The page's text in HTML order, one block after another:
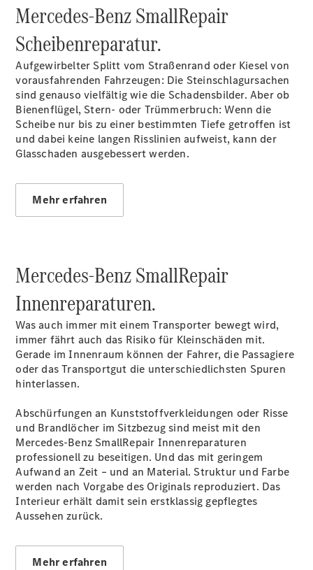
Leasing
Leasing
Gewerbekunden
Finanzierung
Privatkunden
Finanzierung
Gewerbekunden
Mercedes-
Benz
Gebrauchtwagensuche
Elektrotransporter
Sprinter
Kastenwagen
eSprinter
Kastenwagen
- elektrisch
Sprinter
Pritschenfahrzeug
eSprinter
Pritschenfahrzeug
- elektrisch
Sprinter
Fahrgestell
- elektrisch
Vito
Mercedes-Benz SmallRepair
Scheibenreparatur.
Aufgewirbelter Splitt vom Straßenrand oder Kiesel von
vorausfahrenden Fahrzeugen: Die Steinschlagursachen
sind genauso vielfältig wie die Schadensbilder. Aber ob
Bienenflügel, Stern- oder Trümmerbruch: Wenn die
Scheibe nur bis zu einer bestimmten Tiefe getroffen ist
und dabei keine langen Risslinien aufweist, kann der
Glasschaden ausgebessert werden.
Mehr erfahren
Mercedes-Benz SmallRepair
Innenreparaturen.
Was auch immer mit einem Transporter bewegt wird,
immer fährt auch das Risiko für Kleinschäden mit.
Gerade im Innenraum können der Fahrer, die Passagiere
oder das Transportgut die unterschiedlichsten Spuren
hinterlassen.
Abschürfungen an Kunststoffverkleidungen oder Risse
und Brandlöcher im Sitzbezug sind meist mit den
Mercedes-Benz SmallRepair Innenreparaturen
professionell zu beseitigen. Und das mit geringem
Aufwand an Zeit – und an Material. Struktur und Farbe
werden nach Vorgabe des Originals reproduziert. Das
Interieur erhält damit sein erstklassig gepflegtes
Aussehen zurück.
Mehr erfahren